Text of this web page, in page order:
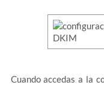
Cuando accedas a la